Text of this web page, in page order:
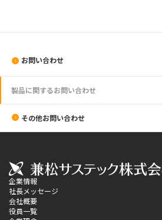
お問い合わせ
製品に関するお問い合わせ
その他お問い合わせ
企業情報
社長メッセージ
会社概要
役員一覧